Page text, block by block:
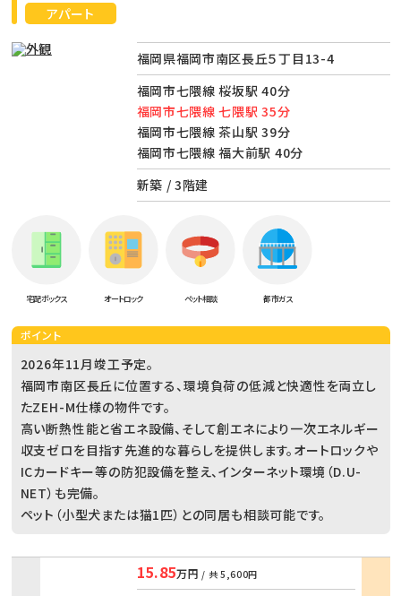
アパート
福岡県福岡市南区長丘５丁目13-4
福岡市七隈線 桜坂駅 40分
福岡市七隈線 七隈駅 35分
福岡市七隈線 茶山駅 39分
福岡市七隈線 福大前駅 40分
新築 / 3階建
宅配ボックス オートロック ペット相談 都市ガス
ポイント
2026年11月竣工予定。
福岡市南区長丘に位置する、環境負荷の低減と快適性を両立し
たZEH-M仕様の物件です。
高い断熱性能と省エネ設備、そして創エネにより一次エネルギー
収支ゼロを目指す先進的な暮らしを提供します。オートロックや
ICカードキー等の防犯設備を整え、インターネット環境（D.U-
NET）も完備。
ペット（小型犬または猫1匹）との同居も相談可能です。
15.85万円 / 共5,600円